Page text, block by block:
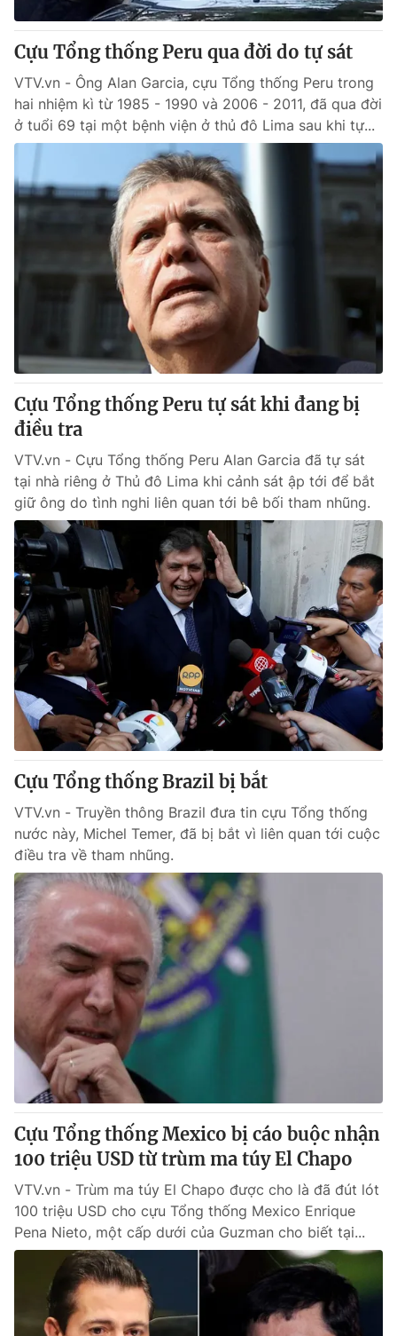
Cựu Tổng thống Peru qua đời do tự sát
VTV.vn - Ông Alan Garcia, cựu Tổng thống Peru trong
hai nhiệm kì từ 1985 - 1990 và 2006 - 2011, đã qua đời
ở tuổi 69 tại một bệnh viện ở thủ đô Lima sau khi tự...
Cựu Tổng thống Peru tự sát khi đang bị
điều tra
VTV.vn - Cựu Tổng thống Peru Alan Garcia đã tự sát
tại nhà riêng ở Thủ đô Lima khi cảnh sát ập tới để bắt
giữ ông do tình nghi liên quan tới bê bối tham nhũng.
Cựu Tổng thống Brazil bị bắt
VTV.vn - Truyền thông Brazil đưa tin cựu Tổng thống
nước này, Michel Temer, đã bị bắt vì liên quan tới cuộc
điều tra về tham nhũng.
Cựu Tổng thống Mexico bị cáo buộc nhận
100 triệu USD từ trùm ma túy El Chapo
VTV.vn - Trùm ma túy El Chapo được cho là đã đút lót
100 triệu USD cho cựu Tổng thống Mexico Enrique
Pena Nieto, một cấp dưới của Guzman cho biết tại...